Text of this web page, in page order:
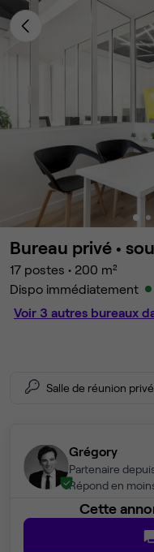
Bureau privé •
17 postes • 200 m²
Dispo immédiatement
Voir 3 autres bureaux
Salle de réunion
Grégory
Partenaire
Répond en
Cette